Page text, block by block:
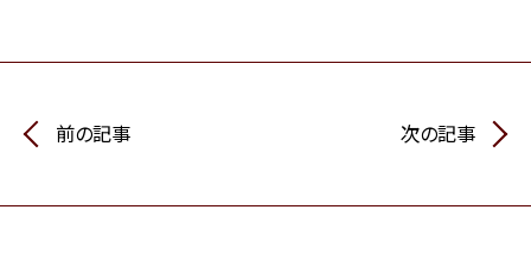
前の記事 次の記事